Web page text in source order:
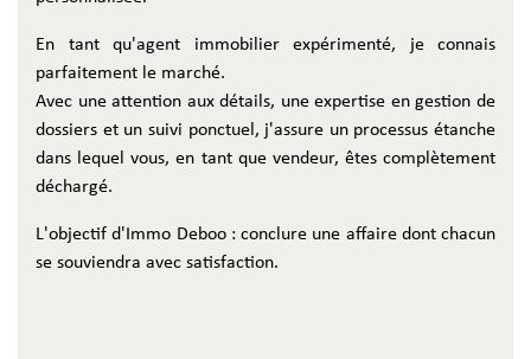
En tant qu'agent immobilier expérimenté, je connais
parfaitement le marché.
Avec une attention aux détails, une expertise en gestion de
dossiers et un suivi ponctuel, j'assure un processus étanche
dans lequel vous, en tant que vendeur, êtes complètement
déchargé.
L'objectif d'Immo Deboo : conclure une affaire dont chacun
se souviendra avec satisfaction.